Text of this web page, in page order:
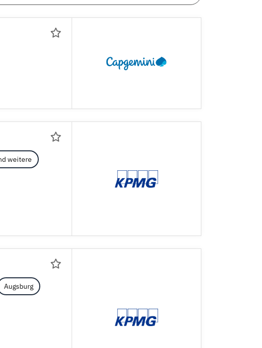
weitere
Augsburg